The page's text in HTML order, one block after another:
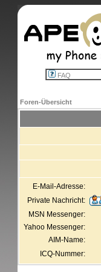
FAQ
Foren-Übersicht
E-Mail-Adresse:
Private Nachricht:
MSN Messenger:
Yahoo Messenger:
AIM-Name:
ICQ-Nummer: